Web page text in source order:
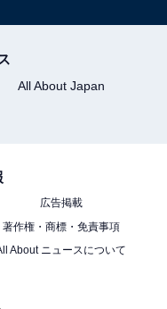
All About Japan
広告掲載
著作権・商標・免責事項
About ニュースについて